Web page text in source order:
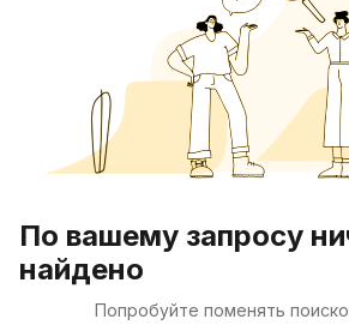
По вашему запросу
найдено
Попробуйте поменять